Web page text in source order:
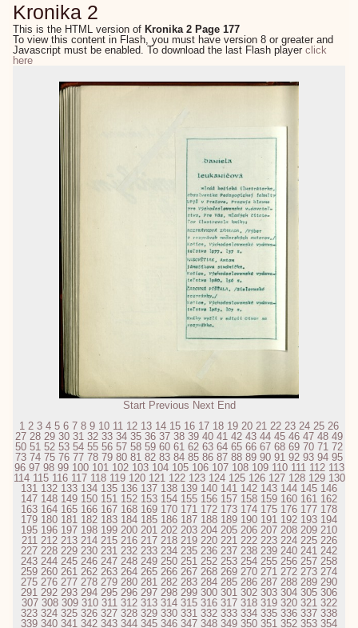
Kronika 2
This is the HTML version of Kronika 2 Page 177
To view this content in Flash, you must have version 8 or greater and
Javascript must be enabled. To download the last Flash playerclick
here
Start Previous Next End
1 2 3 4 5 6 7 8 9 10 11 12 13 14 15 16 17 18 19 20 21 22 23 24 25 26
27 28 29 30 31 32 33 34 35 36 37 38 39 40 41 42 43 44 45 46 47 48 49
50 51 52 53 54 55 56 57 58 59 60 61 62 63 64 65 66 67 68 69 70 71 72
73 74 75 76 77 78 79 80 81 82 83 84 85 86 87 88 89 90 91 92 93 94 95
96 97 98 99 100 101 102 103 104 105 106 107 108 109 110 111 112 113
114 115 116 117 118 119 120 121 122 123 124 125 126 127 128 129 130
131 132 133 134 135 136 137 138 139 140 141 142 143 144 145 146
147 148 149 150 151 152 153 154 155 156 157 158 159 160 161 162
163 164 165 166 167 168 169 170 171 172 173 174 175 176 177 178
179 180 181 182 183 184 185 186 187 188 189 190 191 192 193 194
195 196 197 198 199 200 201 202 203 204 205 206 207 208 209 210
211 212 213 214 215 216 217 218 219 220 221 222 223 224 225 226
227 228 229 230 231 232 233 234 235 236 237 238 239 240 241 242
243 244 245 246 247 248 249 250 251 252 253 254 255 256 257 258
259 260 261 262 263 264 265 266 267 268 269 270 271 272 273 274
275 276 277 278 279 280 281 282 283 284 285 286 287 288 289 290
291 292 293 294 295 296 297 298 299 300 301 302 303 304 305 306
307 308 309 310 311 312 313 314 315 316 317 318 319 320 321 322
323 324 325 326 327 328 329 330 331 332 333 334 335 336 337 338
339 340 341 342 343 344 345 346 347 348 349 350 351 352 353 354